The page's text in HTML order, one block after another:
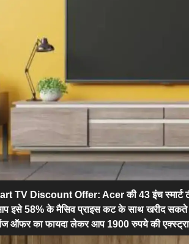
TV Discount Offer: Acer की 43 इंच स्मार्ट
इसे 58% के मैसिव प्राइस कट के साथ खरीद सकते
ऑफर का फायदा लेकर आप 1900 रुपये की